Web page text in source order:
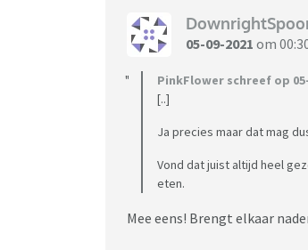
05-09-2021 om
PinkFlower schreef op 05-
[..]
Ja precies maar dat mag
Vond dat juist altijd heel
eten.
Mee eens! Brengt elkaar